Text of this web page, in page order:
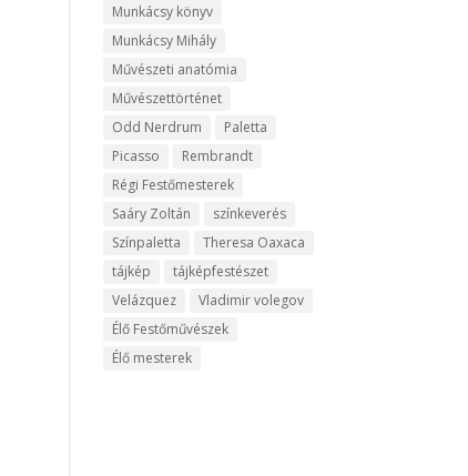
Munkácsy könyv
Munkácsy Mihály
Művészeti anatómia
Művészettörténet
Odd Nerdrum
Paletta
Picasso
Rembrandt
Régi Festőmesterek
Saáry Zoltán
színkeverés
Színpaletta
Theresa Oaxaca
tájkép
tájképfestészet
Velázquez
Vladimir volegov
Élő Festőművészek
Élő mesterek